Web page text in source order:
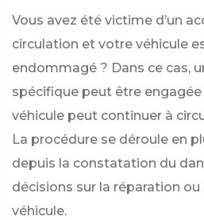
Vous avez été victime d’un
circulation et votre véhicule
endommagé ? Dans ce cas,
spécifique peut être
véhicule peut continuer à
La procédure se déroule en
depuis la constatation du
décisions sur la réparation
véhicule.